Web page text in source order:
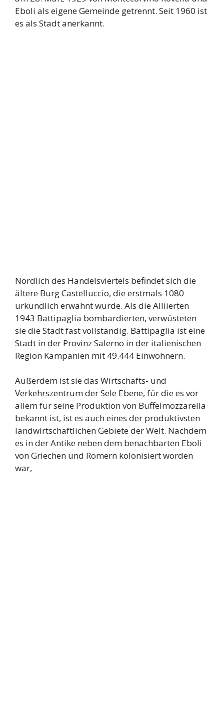
Eboli als eigene Gemeinde getrennt. Seit 1960 ist
es als Stadt anerkannt.
Nördlich des Handelsviertels befindet sich die
ältere Burg Castelluccio, die erstmals 1080
urkundlich erwähnt wurde. Als die Alliierten
1943 Battipaglia bombardierten, verwüsteten
sie die Stadt fast vollständig. Battipaglia ist eine
Stadt in der Provinz Salerno in der italienischen
Region Kampanien mit 49.444 Einwohnern.
Außerdem ist sie das Wirtschafts- und
Verkehrszentrum der Sele Ebene, für die es vor
allem für seine Produktion von Büffelmozzarella
bekannt ist, ist es auch eines der produktivsten
landwirtschaftlichen Gebiete der Welt. Nachdem
es in der Antike neben dem benachbarten Eboli
von Griechen und Römern kolonisiert worden
war,